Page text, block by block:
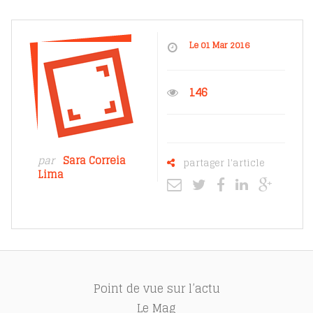
par Sara Correia
Lima
Le 01 Mar 2016
146
partager l'article
Point de vue sur l’actu
Le Mag